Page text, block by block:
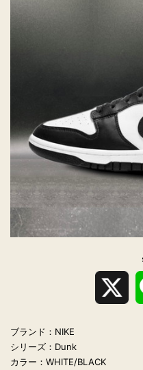
ブランド：NIKE
シリーズ：Dunk
カラー：WHITE/BLACK